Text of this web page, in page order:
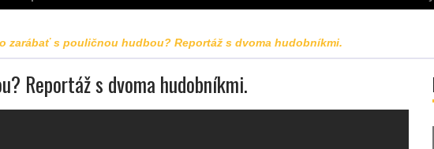
zarábať s pouličnou hudbou? Reportáž s dvoma hudobníkmi.
Reportáž s dvoma hudobníkmi.